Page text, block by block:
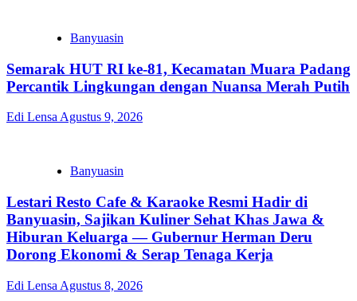
Banyuasin
Semarak HUT RI ke-81, Kecamatan Muara Padang
Percantik Lingkungan dengan Nuansa Merah Putih
Edi Lensa Agustus 9, 2026
Banyuasin
Lestari Resto Cafe & Karaoke Resmi Hadir di
Banyuasin, Sajikan Kuliner Sehat Khas Jawa &
Hiburan Keluarga — Gubernur Herman Deru
Dorong Ekonomi & Serap Tenaga Kerja
Edi Lensa Agustus 8, 2026